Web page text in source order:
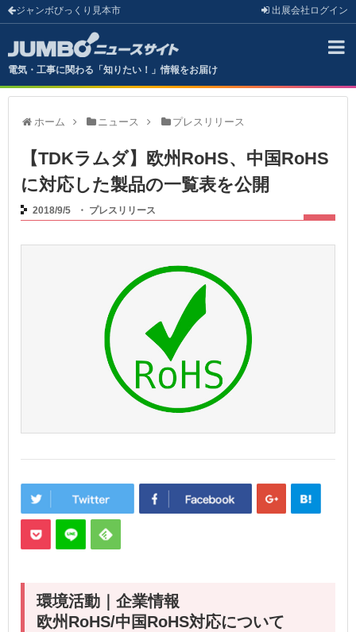
ジャンボびっくり見本市 出展会社 ログイン
電気・工事に関わる「知りたい！」情報をお届け
ホーム ニュース プレスリリース
【TDKラムダ】欧州RoHS、中国RoHS
に対応した製品の一覧表を公開
2018/9/5 ・ プレスリリース
環境活動｜企業情報
欧州RoHS/中国RoHS対応について